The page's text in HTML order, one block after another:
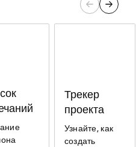
Трекер
проекта
Узнайте, как
создать